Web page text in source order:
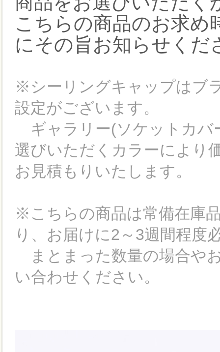
こちらの商品のお求め
にその旨お知らせくだ
※シーリングキャップはブ
設定がございます。
ギャラリー(ソケットカバ
選びいただくカラーにより
お見積もりいたします。
※こちらの商品は常備在庫
り、お届けに2～3週間程度
まとまった数量の場合や
い合わせください。